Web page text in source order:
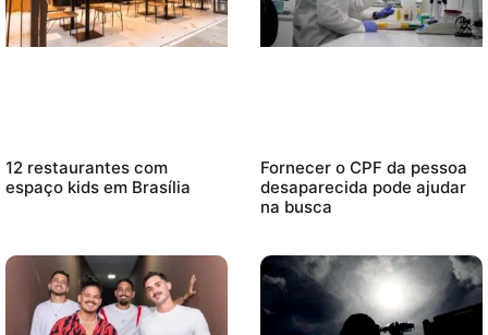
12 restaurantes com
espaço kids em Brasília
Fornecer o CPF da pessoa
desaparecida pode ajudar
na busca